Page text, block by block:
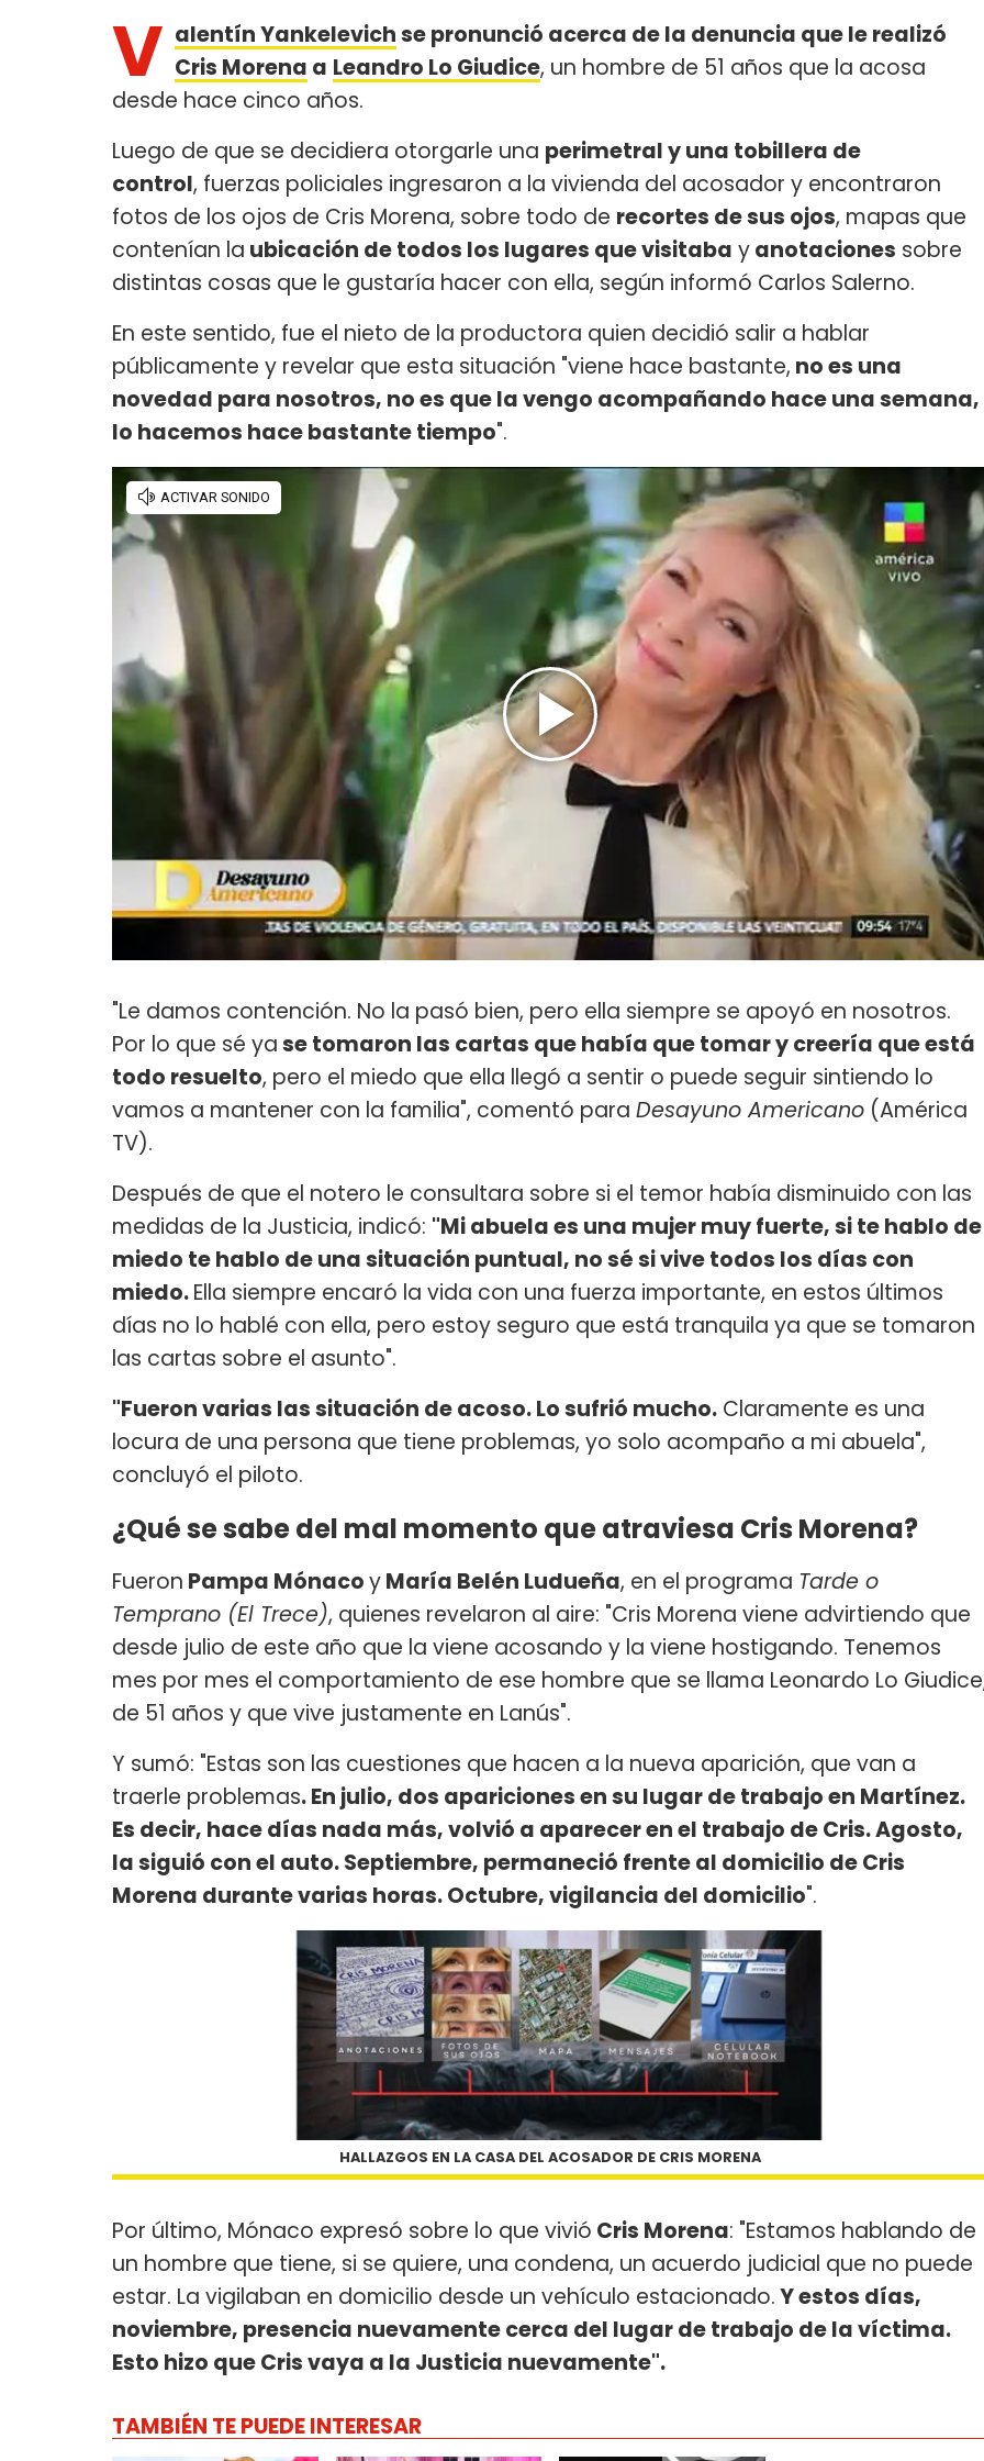
V alentín Yankelevichse pronunció acerca de la denuncia que le realizó
Cris Morena a Leandro Lo Giudice, un hombre de 51 años que la acosa
desde hace cinco años.
Luego de que se decidiera otorgarle una perimetral y una tobillera de
control, fuerzas policiales ingresaron a la vivienda del acosador y encontraron
fotos de los ojos de Cris Morena, sobre todo de recortes de sus ojos, mapas que
contenían la ubicación de todos los lugares que visitaba yanotaciones sobre
distintas cosas que le gustaría hacer con ella, según informó Carlos Salerno.
En este sentido, fue el nieto de la productora quien decidió salir a hablar
públicamente y revelar que esta situación "viene hace bastante, no es una
novedad para nosotros, no es que la vengo acompañando hace una semana,
lo hacemos hace bastante tiempo".
"Le damos contención. No la pasó bien, pero ella siempre se apoyó en nosotros.
Por lo que sé yase tomaron las cartas que había que tomar y creería que está
todo resuelto, pero el miedo que ella llegó a sentir o puede seguir sintiendo lo
vamos a mantener con la familia", comentó para Desayuno Americano (América
TV).
Después de que el notero le consultara sobre si el temor había disminuido con las
medidas de la Justicia, indicó: "Mi abuela es una mujer muy fuerte, si te hablo de
miedo te hablo de una situación puntual, no sé si vive todos los días con
miedo.Ella siempre encaró la vida con una fuerza importante, en estos últimos
días no lo hablé con ella, pero estoy seguro que está tranquila ya que se tomaron
las cartas sobre el asunto".
"Fueron varias las situación de acoso. Lo sufrió mucho. Claramente es una
locura de una persona que tiene problemas, yo solo acompaño a mi abuela",
concluyó el piloto.
¿Qué se sabe del mal momento que atraviesa Cris Morena?
Fueron Pampa MónacoyMaría Belén Ludueña, en el programa Tarde o
Temprano (El Trece), quienes revelaron al aire: "Cris Morena viene advirtiendo que
desde julio de este año que la viene acosando y la viene hostigando. Tenemos
mes por mes el comportamiento de ese hombre que se llama Leonardo Lo
de 51 años y que vive justamente en Lanús".
Y sumó: "Estas son las cuestiones que hacen a la nueva aparición, que van a
traerle problemas. En julio, dos apariciones en su lugar de trabajo en Martínez.
Es decir, hace días nada más, volvió a aparecer en el trabajo de Cris. Agosto,
la siguió con el auto. Septiembre, permaneció frente al domicilio de Cris
Morena durante varias horas. Octubre, vigilancia del domicilio".
HALLAZGOS EN LA CASA DEL ACOSADOR DE CRIS MORENA
Por último, Mónaco expresó sobre lo que vivió Cris Morena: "Estamos hablando de
un hombre que tiene, si se quiere, una condena, un acuerdo judicial que no puede
estar. La vigilaban en domicilio desde un vehículo estacionado.Y estos días,
noviembre, presencia nuevamente cerca del lugar de trabajo de la víctima.
Esto hizo que Cris vaya a la Justicia nuevamente".
TAMBIÉN TE PUEDE INTERESAR